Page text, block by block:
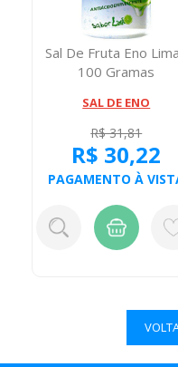
Sal De Fruta Eno
100 Gramas
SAL DE ENO
R$ 31,81
R$ 30,22
PAGAMENTO À